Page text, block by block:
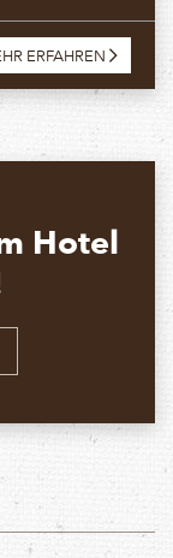
ERFAHREN
Hotel